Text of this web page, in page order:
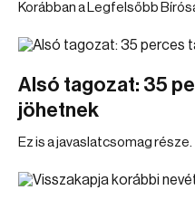
Korábban a Legfelsőbb
Alsó tagozat: 35
jöhetnek
Ez is a javaslatcsomag része.